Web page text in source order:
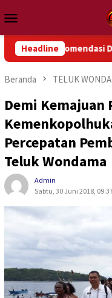
ke
kontenMobile
HeadlineDPRK Demi
Beranda TELUK
Demi Kemajuan
Percepatan
Teluk Wondama
Admin
Sabtu, 30 Juni 2018,